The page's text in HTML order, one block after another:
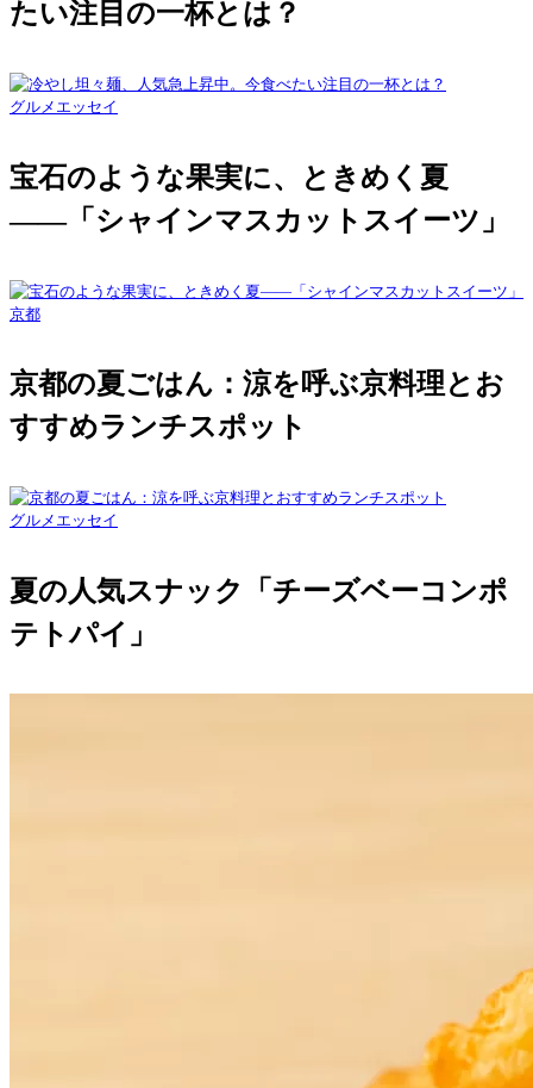
たい注目の一杯とは？
グルメエッセイ
宝石のような果実に、ときめく夏
――「シャインマスカットスイーツ」
京都
京都の夏ごはん：涼を呼ぶ京料理とお
すすめランチスポット
グルメエッセイ
夏の人気スナック「チーズベーコンポ
テトパイ」